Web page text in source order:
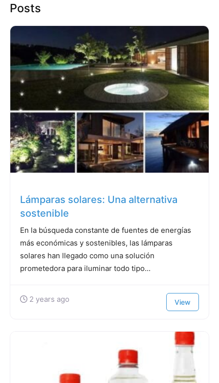
Posts
Lámparas solares: Una alternativa
sostenible
En la búsqueda constante de fuentes de energías
más económicas y sostenibles, las lámparas
solares han llegado como una solución
prometedora para iluminar todo tipo...
2 years ago View